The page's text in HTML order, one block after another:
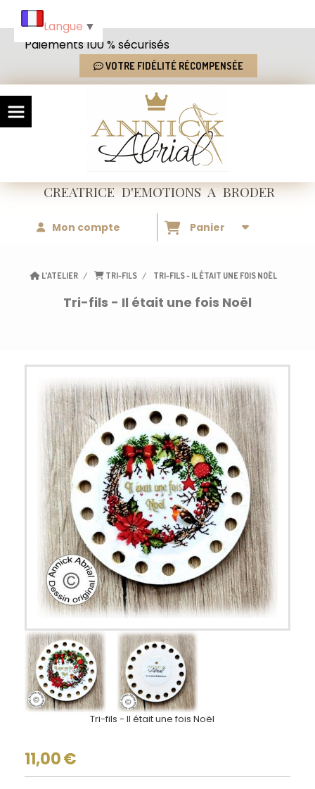
Paiements 100 % sécurisés
VOTRE FIDÉLITÉ RÉCOMPENSÉE
CREATRICED'EMOTIONSA BRODER
Mon compte Panier
L'ATELIER TRI-FILS TRI-FILS - IL ÉTAIT UNE FOIS NOËL
Tri-fils - Il était une fois Noël
Tri-fils - Il était une fois Noël
11,00€
Langue ▼